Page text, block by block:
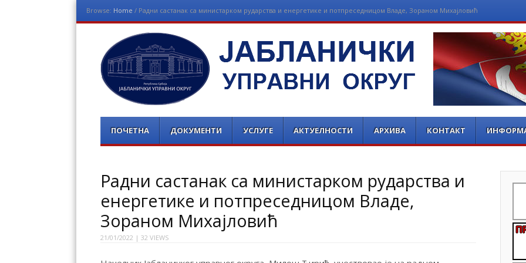
Browse: Home / Радни састанак са министарком рударства и енергетике и потпреседницом Владе, Зораном Михајловић
ЈАБЛАНИЧКИ УПРАВНИ ОКРУГ
Menu
content
ПОЧЕТНА ДОКУМЕНТИ УСЛУГЕ АКТУЕЛНОСТИ АРХИВА КОНТАКТ
Радни састанак са министарком рударства и
енергетике и потпреседницом Владе,
Зораном Михајловић
21/01/2022 | 32 VIEWS